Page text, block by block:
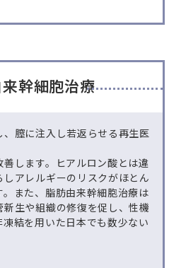
幹細胞治療
膣に注入し若返らせる再生医
します。ヒアルロン酸とは違
アレルギーのリスクがほとん
また、脂肪由来幹細胞治療は
生や組織の修復を促し、性機
結を用いた日本でも数少ない